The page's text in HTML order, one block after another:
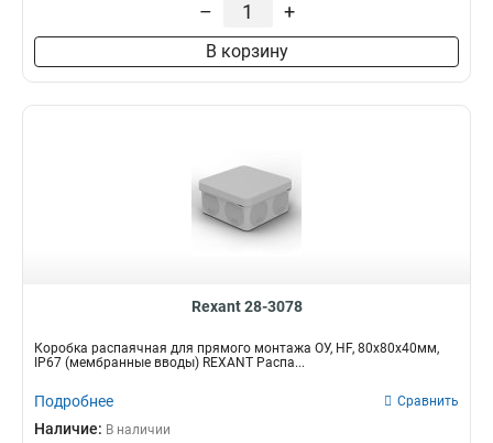
– +
В корзину
Rexant 28-3078
Коробка распаячная для прямого монтажа ОУ, HF, 80х80х40мм,
IP67 (мембранные вводы) REXANT Распа...
Подробнее Сравнить
Наличие: В наличии